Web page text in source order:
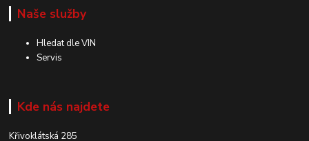
Naše služby
Hledat dle VIN
Servis
Kde nás najdete
Křivoklátská 285